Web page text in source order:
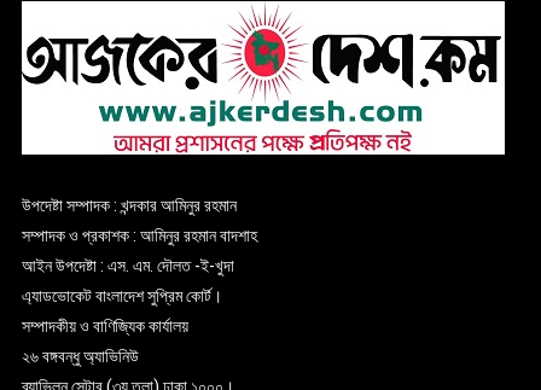
উপদেষ্টা সম্পাদক : খন্দকার আমিনুর রহমান
সম্পাদক ও প্রকাশক : আমিনুর রহমান বাদশাহ
আইন উপদেষ্টা : এস. এম. দৌলত -ই-খুদা
এ্যাডভোকেট বাংলাদেশ সুপ্রিম কোর্ট।
সম্পাদকীয় ও বাণিজ্যিক কার্যালয়
২৬ বঙ্গবন্ধু অ্যাভিনিউ